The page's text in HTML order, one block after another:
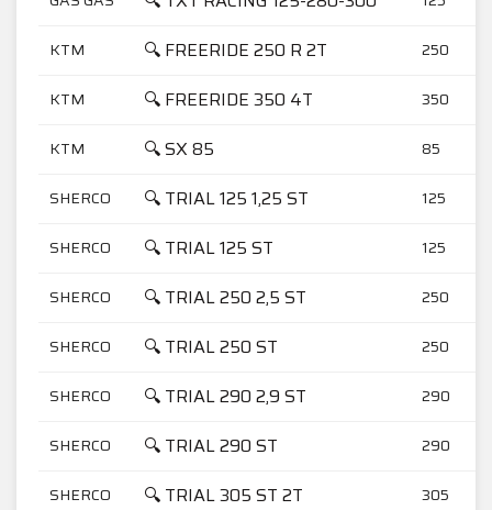
KTM 🔍 FREERIDE 250 R 2T 250
KTM 🔍 FREERIDE 350 4T 350
KTM 🔍 SX 85 85
SHERCO 🔍 TRIAL 125 1,25 ST 125
SHERCO 🔍 TRIAL 125 ST 125
SHERCO 🔍 TRIAL 250 2,5 ST 250
SHERCO 🔍 TRIAL 250 ST 250
SHERCO 🔍 TRIAL 290 2,9 ST 290
SHERCO 🔍 TRIAL 290 ST 290
SHERCO 🔍 TRIAL 305 ST 2T 305